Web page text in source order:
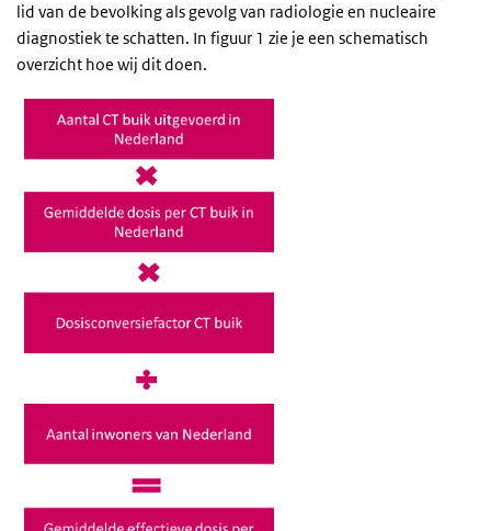
lid van de bevolking als gevolg van radiologie en nucleaire
diagnostiek te schatten. In figuur 1 zie je een schematisch
overzicht hoe wij dit doen.